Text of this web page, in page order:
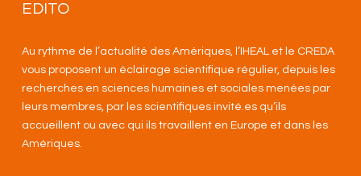
EDITO
Au rythme de l’actualité des Amériques, l’IHEAL et le CREDA
vous proposent un éclairage scientifique régulier, depuis les
recherches en sciences humaines et sociales menées par
leurs membres, par les scientifiques invité.es qu’ils
accueillent ou avec qui ils travaillent en Europe et dans les
Amériques.